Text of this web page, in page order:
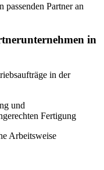
Partner an
in
in der
und
Fertigung
Arbeitsweise